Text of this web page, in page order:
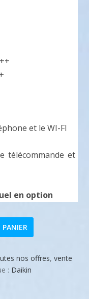
et le WI-FI
télécommande et
en option
PANIER
nos offres,vente
: Daikin